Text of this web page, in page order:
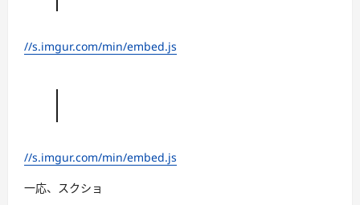
//s.imgur.com/min/embed.js
//s.imgur.com/min/embed.js
一応、スクショ